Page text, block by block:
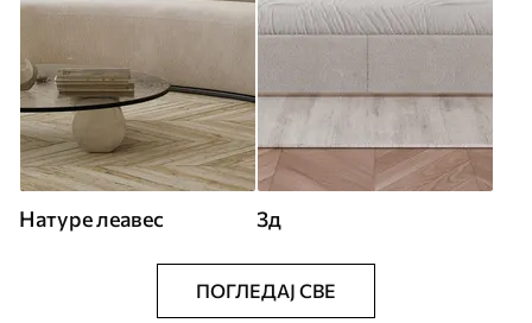
Натуре леавес 3д
ПОГЛЕДАЈ СВЕ